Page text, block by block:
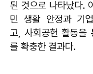
된 것으로 나타났다.
민 생활 안정과 기
고, 사회공헌 활동을
를 확충한 결과다.